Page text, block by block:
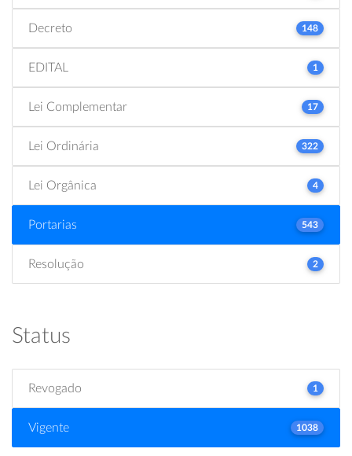
Decreto 148
EDITAL 1
Lei Complementar 17
Lei Ordinária 322
Lei Orgânica 4
Portarias 543
Resolução 2
Status
Revogado 1
Vigente 1038